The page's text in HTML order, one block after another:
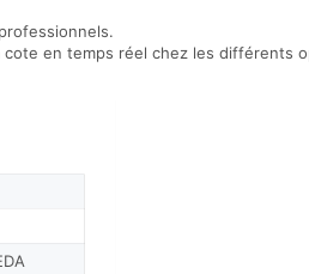
en temps réel chez les différents